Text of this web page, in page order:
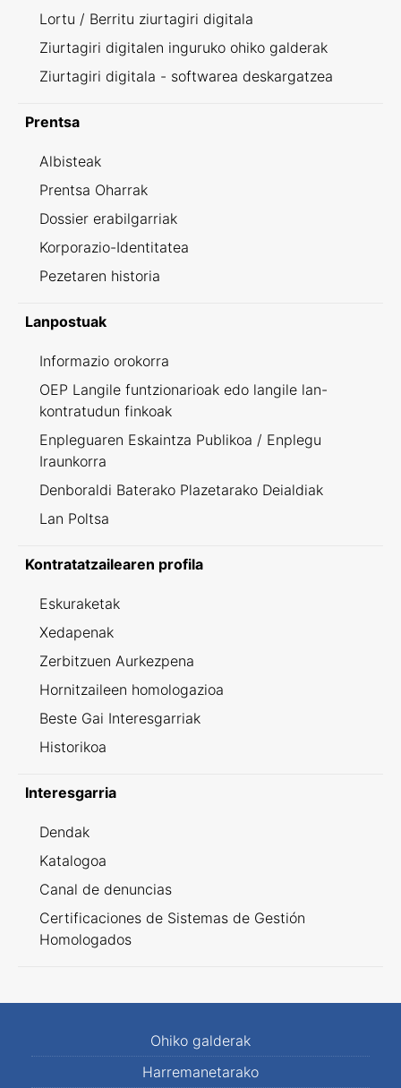
Lortu / Berritu ziurtagiri digitala
Ziurtagiri digitalen inguruko ohiko galderak
Ziurtagiri digitala - softwarea deskargatzea
Prentsa
Albisteak
Prentsa Oharrak
Dossier erabilgarriak
Korporazio-Identitatea
Pezetaren historia
Lanpostuak
Informazio orokorra
OEP Langile funtzionarioak edo langile lan-
kontratudun finkoak
Enpleguaren Eskaintza Publikoa / Enplegu
Iraunkorra
Denboraldi Baterako Plazetarako Deialdiak
Lan Poltsa
Kontratatzailearen profila
Eskuraketak
Xedapenak
Zerbitzuen Aurkezpena
Hornitzaileen homologazioa
Beste Gai Interesgarriak
Historikoa
Interesgarria
Dendak
Katalogoa
Canal de denuncias
Certificaciones de Sistemas de Gestión
Homologados
Ohiko galderak
Harremanetarako